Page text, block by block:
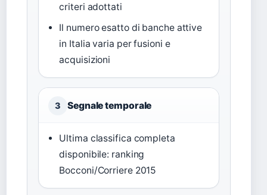
criteri adottati
Il numero esatto di banche attive
in Italia varia per fusioni e
acquisizioni
3 Segnale temporale
Ultima classifica completa
disponibile: ranking
Bocconi/Corriere 2015